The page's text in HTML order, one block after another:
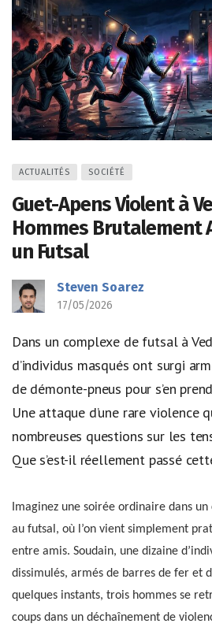
ACTUALITÉS SOCIÉTÉ
Guet-Apens Violent à
Hommes Brutalement
un Futsal
Steven Soarez
17/05/2026
Dans un complexe de futsal à
d’individus masqués ont surgi
de démonte-pneus pour s’en
Une attaque d’une rare violence
nombreuses questions sur les
Que s’est-il réellement passé
Imaginez une soirée ordinaire dans
au futsal, où l’on vient simplement
entre amis. Soudain, une dizaine
dissimulés, armés de barres de fer et
quelques instants, trois hommes se
coups dans un déchaînement de